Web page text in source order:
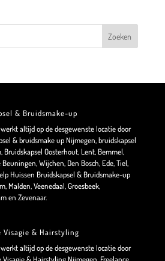
& Bruidsmake-up
altijd op de desgewenste locatie door
& bruidsmake up Nijmegen, bruidskapsel
Oosterhout, Lent, Bemmel,
Wijchen, Den Bosch, Ede, Tiel,
Huissen Bruidskapsel & Bruidsmake-up
Malden, Veenedaal, Groesbeek,
en Zevenaar.
Visagie & Hairstyling
altijd op de desgewenste locatie door